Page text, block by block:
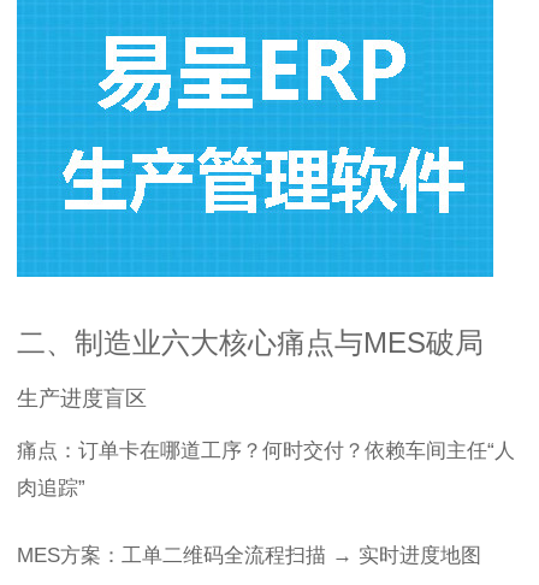
二、制造业六大核心痛点与MES破局
生产进度盲区
痛点：订单卡在哪道工序？何时交付？依赖车间主任“人
肉追踪”
MES方案：工单二维码全流程扫描 → 实时进度地图